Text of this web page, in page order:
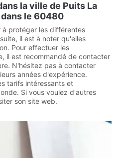
la ville de Puits La
le 60480
à protéger les différentes
il est à noter qu'elles
Pour effectuer les
il est recommandé de contacter
N'hésitez pas à contacter
années d'expérience.
tarifs intéressants et
Si vous voulez d'autres
son site web.